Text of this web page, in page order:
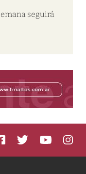
seguirá